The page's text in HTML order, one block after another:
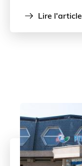
Lire l'article